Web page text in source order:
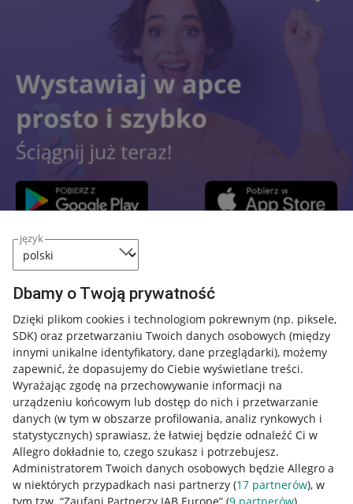
język
Dbamy o Twoją prywatność
Dzięki plikom cookies i technologiom pokrewnym (np. piksele,
SDK) oraz przetwarzaniu Twoich danych osobowych (między
innymi unikalne identyfikatory, dane przeglądarki), możemy
zapewnić, że dopasujemy do Ciebie wyświetlane treści.
Wyrażając zgodę na przechowywanie informacji na
urządzeniu końcowym lub dostęp do nich i przetwarzanie
danych (w tym w obszarze profilowania, analiz rynkowych i
statystycznych) sprawiasz, że łatwiej będzie odnaleźć Ci w
Allegro dokładnie to, czego szukasz i potrzebujesz.
Administratorem Twoich danych osobowych będzie Allegro a
w niektórych przypadkach nasi partnerzy (17 partnerów), w
Przydatne informacje
Napisz do nas
Allegro Gadane dla sprzedających
Allegro Gadane dla kupujących
Mapa miejscowości
Informacje prawne
Regulamin